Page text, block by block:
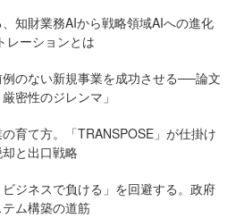
知財業務AIから戦略領域AIへの進化
レーションとは
のない新規事業を成功させる──論文
密性のジレンマ」
育て方。「TRANSPOSE」が仕掛け
と出口戦略
ビジネスで負ける」を回避する。政府
ム構築の道筋